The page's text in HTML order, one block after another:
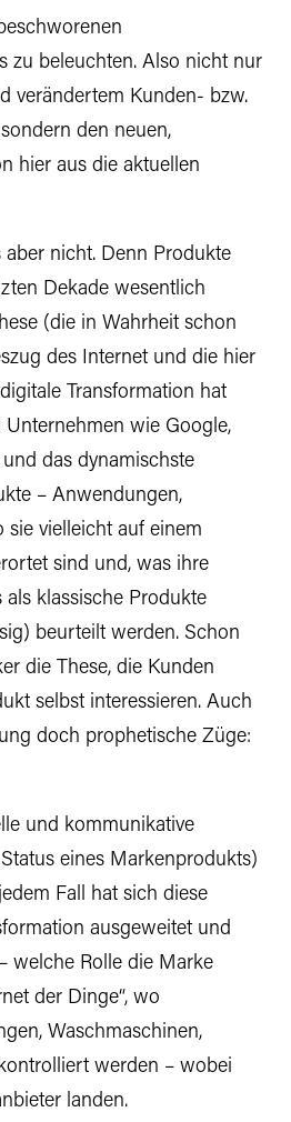
zu beleuchten. Also nicht nur
verändertem Kunden- bzw.
den neuen,
hier aus die aktuellen
nicht. Denn Produkte
Dekade wesentlich
(die in Wahrheit schon
des Internet und die hier
Transformation hat
wie Google,
das dynamischste
– Anwendungen,
vielleicht auf einem
sind und, was ihre
klassische Produkte
beurteilt werden. Schon
die These, die Kunden
selbst interessieren. Auch
doch prophetische Züge:
und kommunikative
eines Markenprodukts)
Fall hat sich diese
ausgeweitet und
welche Rolle die Marke
der Dinge“, wo
Waschmaschinen,
werden – wobei
landen.